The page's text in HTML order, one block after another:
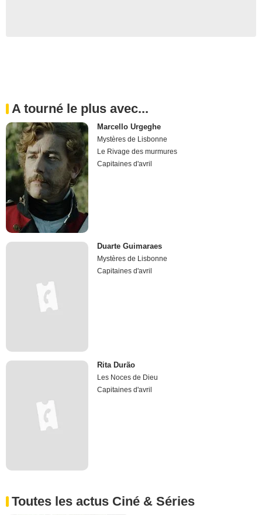
A tourné le plus avec...
Marcello Urgeghe
Mystères de Lisbonne
Le Rivage des murmures
Capitaines d'avril
Duarte Guimaraes
Mystères de Lisbonne
Capitaines d'avril
Rita Durão
Les Noces de Dieu
Capitaines d'avril
Toutes les actus Ciné & Séries